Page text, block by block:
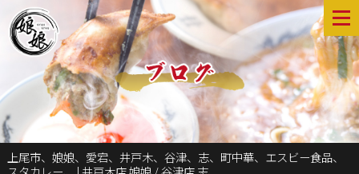
上尾市、娘娘、愛宕、井戸木、谷津、志、町中華、エスビー食品、